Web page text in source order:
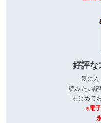
好評な
気に
読みたい記
まとめて
※電